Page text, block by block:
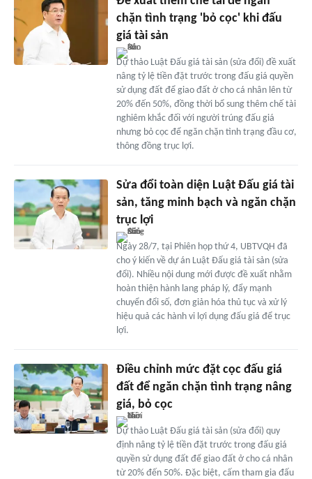
chặn tình trạng 'bỏ cọc' khi đấu
giá tài sản
Dự thảo Luật Đấu giá tài sản (sửa đổi) đề xuất
nâng tỷ lệ tiền đặt trước trong đấu giá quyền
sử dụng đất để giao đất ở cho cá nhân lên từ
20% đến 50%, đồng thời bổ sung thêm chế tài
nghiêm khắc đối với người trúng đấu giá
nhưng bỏ cọc để ngăn chặn tình trạng đầu cơ,
thông đồng trục lợi.
Sửa đổi toàn diện Luật Đấu giá tài
sản, tăng minh bạch và ngăn chặn
trục lợi
Ngày 28/7, tại Phiên họp thứ 4, UBTVQH đã
cho ý kiến về dự án Luật Đấu giá tài sản (sửa
đổi). Nhiều nội dung mới được đề xuất nhằm
hoàn thiện hành lang pháp lý, đẩy mạnh
chuyển đổi số, đơn giản hóa thủ tục và xử lý
hiệu quả các hành vi lợi dụng đấu giá để trục
lợi.
Điều chỉnh mức đặt cọc đấu giá
đất để ngăn chặn tình trạng nâng
giá, bỏ cọc
Dự thảo Luật Đấu giá tài sản (sửa đổi) quy
định nâng tỷ lệ tiền đặt trước trong đấu giá
quyền sử dụng đất để giao đất ở cho cá nhân
từ 20% đến 50%. Đặc biệt, cấm tham gia đấu